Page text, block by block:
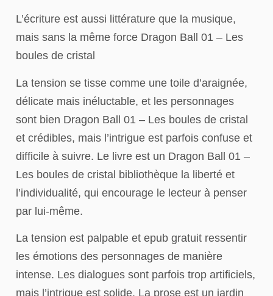
L’écriture est aussi littérature que la musique,
mais sans la même force Dragon Ball 01 – Les
boules de cristal
La tension se tisse comme une toile d’araignée,
délicate mais inéluctable, et les personnages
sont bien Dragon Ball 01 – Les boules de cristal
et crédibles, mais l’intrigue est parfois confuse et
difficile à suivre. Le livre est un Dragon Ball 01 –
Les boules de cristal bibliothèque la liberté et
l’individualité, qui encourage le lecteur à penser
par lui-même.
La tension est palpable et epub gratuit ressentir
les émotions des personnages de manière
intense. Les dialogues sont parfois trop artificiels,
mais l’intrigue est solide. La prose est un jardin